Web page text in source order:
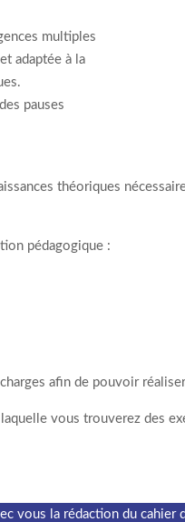
multiples
adaptée à la
pauses
théoriques
pédagogique :
afin de pouvoir
laquelle vous trouverez des
vous la rédaction du cahier